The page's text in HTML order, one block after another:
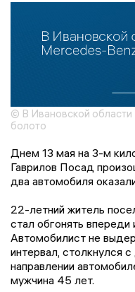
© В Ивановской
болото
Днем 13 мая на 3-м
Гаврилов Посад
два автомобиля
22-летний житель
стал обгонять
Автомобилист не
интервал, столкнулся
направлении
мужчина 45 лет.